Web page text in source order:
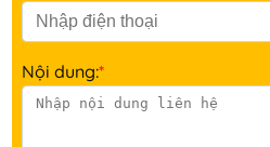
Nội dung:*